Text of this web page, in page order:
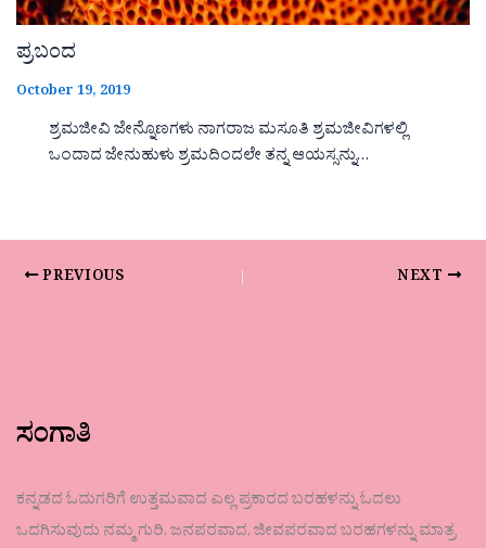
ಪ್ರಬಂದ
October 19, 2019
ಶ್ರಮಜೀವಿ ಜೇನ್ನೊಣಗಳು ನಾಗರಾಜ ಮಸೂತಿ ಶ್ರಮಜೀವಿಗಳಲ್ಲಿ
ಒಂದಾದ ಜೇನುಹುಳು ಶ್ರಮದಿಂದಲೇ ತನ್ನ ಆಯಸ್ಸನ್ನು…
PREVIOUS NEXT
ಸಂಗಾತಿ
ಕನ್ನಡದ ಓದುಗರಿಗೆ ಉತ್ತಮವಾದ ಎಲ್ಲ ಪ್ರಕಾರದ ಬರಹಳನ್ನು ಓದಲು
ಒದಗಿಸುವುದು ನಮ್ಮ ಗುರಿ. ಜನಪರವಾದ, ಜೀವಪರವಾದ ಬರಹಗಳನ್ನು ಮಾತ್ರ